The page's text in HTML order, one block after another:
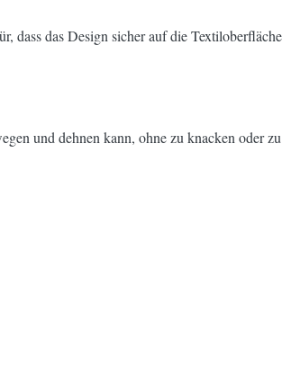
das Design sicher auf die
und dehnen kann, ohne zu knacken oder